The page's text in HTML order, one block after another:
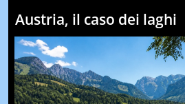
Austria, il caso dei laghi